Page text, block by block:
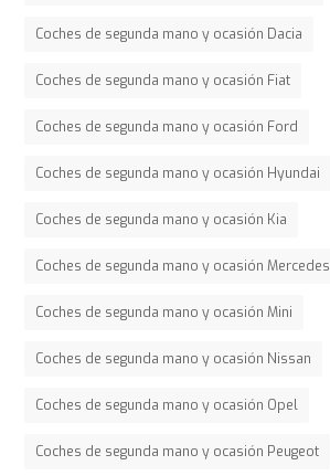
Coches de segunda mano y ocasión Dacia
Coches de segunda mano y ocasión Fiat
Coches de segunda mano y ocasión Ford
Coches de segunda mano y ocasión Hyundai
Coches de segunda mano y ocasión Kia
Coches de segunda mano y ocasión Mercedes
Coches de segunda mano y ocasión Mini
Coches de segunda mano y ocasión Nissan
Coches de segunda mano y ocasión Opel
Coches de segunda mano y ocasión Peugeot